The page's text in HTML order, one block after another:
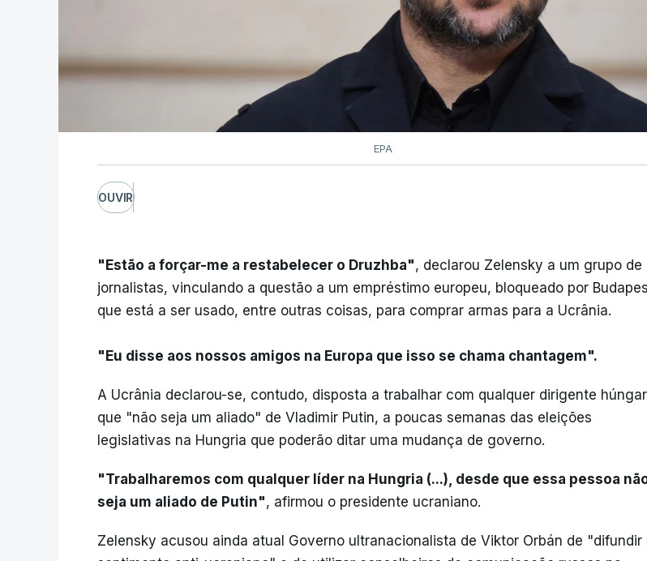
EPA
OUVIR
"Estão a forçar-me a restabelecer o Druzhba", declarou Zelensky a um grupo de
jornalistas, vinculando a questão a um empréstimo europeu, bloqueado por
que está a ser usado, entre outras coisas, para comprar armas para a Ucrânia.
"Eu disse aos nossos amigos na Europa que isso se chama chantagem".
A Ucrânia declarou-se, contudo, disposta a trabalhar com qualquer dirigente
que "não seja um aliado" de Vladimir Putin, a poucas semanas das eleições
legislativas na Hungria que poderão ditar uma mudança de governo.
"Trabalharemos com qualquer líder na Hungria (...), desde que essa pessoa
seja um aliado de Putin", afirmou o presidente ucraniano.
Zelensky acusou ainda atual Governo ultranacionalista de Viktor Orbán de "difundir